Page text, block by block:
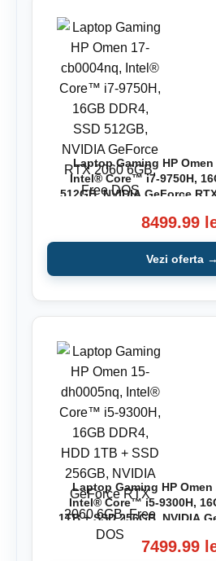
Laptop Gaming HP
Intel® Core™ i7-9750H,
512GB, NVIDIA GeForce
8499.99
Vezi oferta →
Laptop Gaming HP Omen
Intel® Core™ i5-9300H,
1TB + SSD 256GB, NVIDIA
7499.99